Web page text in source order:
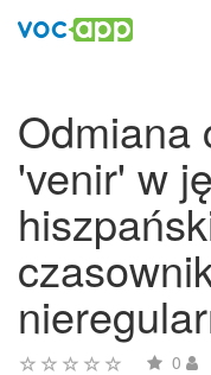
Odmiana
'venir' w
0